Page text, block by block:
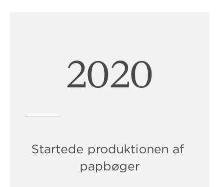
2022
Startede produktionen af ​​
papbøger